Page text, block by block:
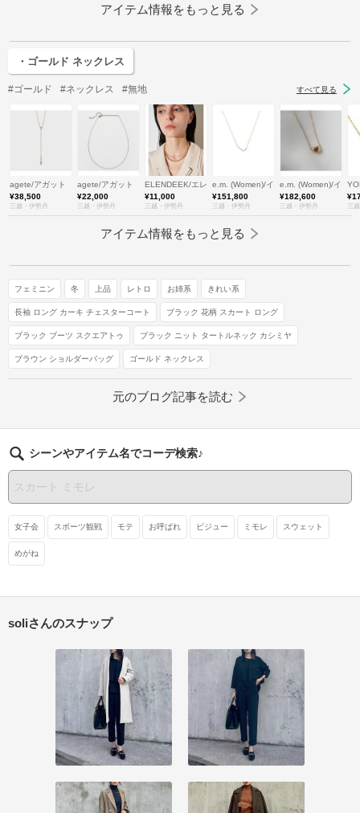
アイテム情報をもっと見る
・ゴールド ネックレス
#ゴールド #ネックレス #無地 すべて見る
agete/アガット
¥38,500
三越・伊勢丹
agete/アガット
¥22,000
三越・伊勢丹
ELENDEEK/エレンディーク
¥11,000
三越・伊勢丹
e.m. (Women)/イー・エム
¥151,800
三越・伊勢丹
e.m. (Women)/イー・
¥182,600
三越・伊勢丹 三
アイテム情報をもっと見る
フェミニン 冬 上品 レトロ お姉系 きれい系
長袖 ロング カーキ チェスターコート ブラック 花柄 スカート ロング
ブラック ブーツ スクエアトゥ ブラック ニット タートルネック カシミヤ
ブラウン ショルダーバッグ ゴールド ネックレス
元のブログ記事を読む
シーンやアイテム名でコーデ検索♪
女子会 スポーツ観戦 モテ お呼ばれ ビジュー ミモレ スウェット
めがね
soliさんのスナップ